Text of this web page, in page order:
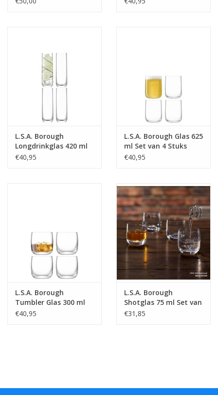
BreedteMM:
DiameterMM:
HoogteMM:160
L.S.A. Borough
Longdrinkglas 420 ml
Set van 4 Stuks
€40,95
L.S.A. Borough Glas 625
ml Set van 4 Stuks
€40,95
L.S.A. Borough
Tumbler Glas 300 ml
Set van 4 Stuks
€40,95
L.S.A. Borough
Shotglas 75 ml Set van
4 Stuks
€31,85